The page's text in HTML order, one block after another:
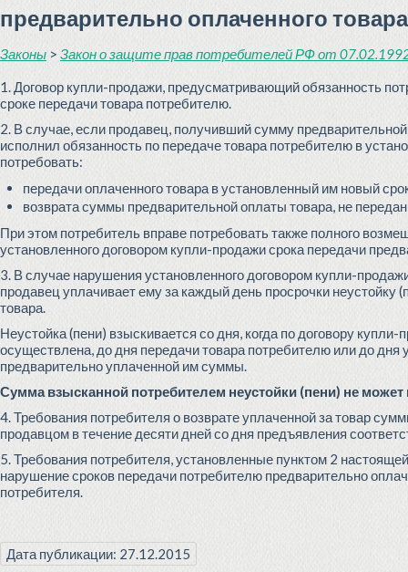
предварительно оплаченного
Законы > Закон о защите прав потребителей РФ от
1. Договор купли-продажи, предусматривающий обязанность
сроке передачи товара потребителю.
2. В случае, если продавец, получивший сумму
исполнил обязанность по передаче товара потребителю в
потребовать:
передачи оплаченного товара в установленный им новый
возврата суммы предварительной оплаты товара, не
При этом потребитель вправе потребовать также полного
установленного договором купли-продажи срока передачи
3. В случае нарушения установленного договором купли-
продавец уплачивает ему за каждый день просрочки
товара.
Неустойка (пени) взыскивается со дня, когда по договору
осуществлена, до дня передачи товара потребителю или до дня
предварительно уплаченной им суммы.
Сумма взысканной потребителем неустойки (пени) не
4. Требования потребителя о возврате уплаченной за товар
продавцом в течение десяти дней со дня предъявления
5. Требования потребителя, установленные пунктом 2
нарушение сроков передачи потребителю предварительно
потребителя.
Дата публикации: 27.12.2015